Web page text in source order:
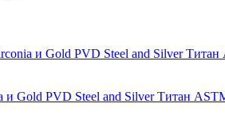
и Gold PVD Steel and Silver Титан